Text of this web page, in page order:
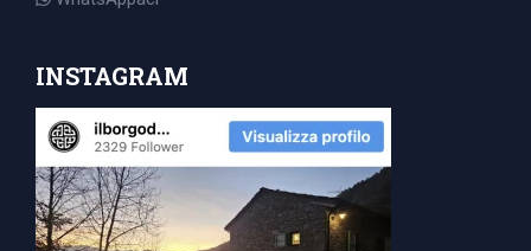
INSTAGRAM